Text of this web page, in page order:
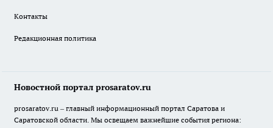
Контакты
Редакционная политика
Новостной портал prosaratov.ru
prosaratov.ru – главный информационный портал Саратова и
Саратовской области. Мы освещаем важнейшие события региона: